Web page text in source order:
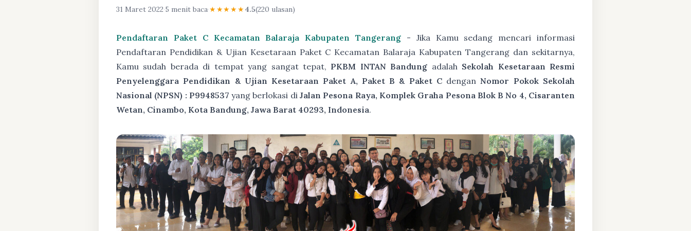
31 Maret 2022·5 menit baca·★★★★★4.5(220 ulasan)
Pendaftaran Paket C Kecamatan Balaraja Kabupaten Tangerang - Jika Kamu sedang mencari informasi
Pendaftaran Pendidikan & Ujian Kesetaraan Paket C Kecamatan Balaraja Kabupaten Tangerang dan sekitarnya,
Kamu sudah berada di tempat yang sangat tepat, PKBM INTAN Bandung adalah Sekolah Kesetaraan Resmi
Penyelenggara Pendidikan & Ujian Kesetaraan Paket A, Paket B & Paket CdenganNomor Pokok Sekolah
Nasional (NPSN) : P9948537 yang berlokasi diJalan Pesona Raya, Komplek Graha Pesona Blok B No 4, Cisaranten
Wetan, Cinambo, Kota Bandung, Jawa Barat 40293, Indonesia.